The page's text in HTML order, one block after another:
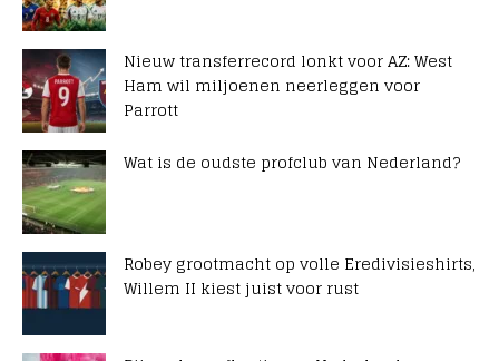
Nieuw transferrecord lonkt voor AZ: West
Ham wil miljoenen neerleggen voor
Parrott
Wat is de oudste profclub van Nederland?
Robey grootmacht op volle Eredivisieshirts,
Willem II kiest juist voor rust